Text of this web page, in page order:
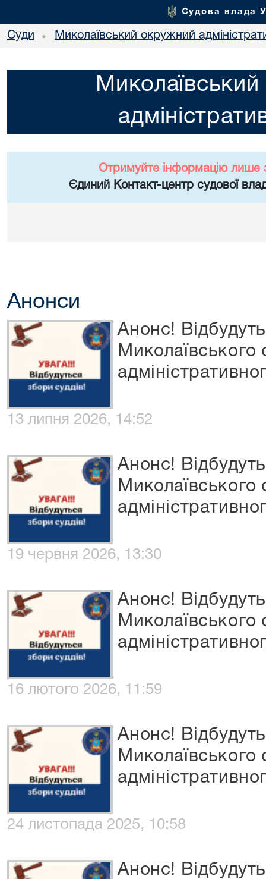
Судова влада
Суди • Миколаївський окружний
Отримуйте інформацію лише
Єдиний Контакт-центр судової
Анонси
Анонс!
Миколаївського
13 липня 2026, 14:52
Анонс!
Миколаївського
19 червня 2026, 13:30
Анонс!
Миколаївського
16 лютого 2026, 11:59
Анонс!
Миколаївського
24 листопада 2025, 10:58
Анонс!